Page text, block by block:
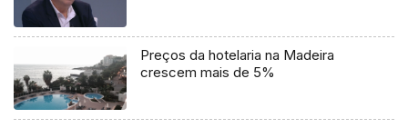
Preços da hotelaria na Madeira
crescem mais de 5%